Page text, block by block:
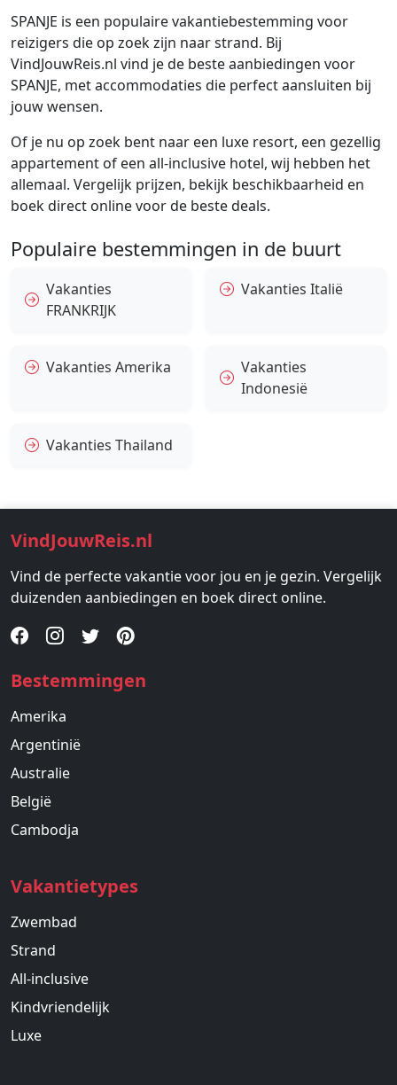
SPANJE is een populaire vakantiebestemming voor
reizigers die op zoek zijn naar strand. Bij
VindJouwReis.nl vind je de beste aanbiedingen voor
SPANJE, met accommodaties die perfect aansluiten bij
jouw wensen.
Of je nu op zoek bent naar een luxe resort, een gezellig
appartement of een all-inclusive hotel, wij hebben het
allemaal. Vergelijk prijzen, bekijk beschikbaarheid en
boek direct online voor de beste deals.
Populaire bestemmingen in de buurt
Vakanties
FRANKRIJK
Vakanties Italië
Vakanties Amerika
Vakanties
Indonesië
Vakanties Thailand
VindJouwReis.nl
Vind de perfecte vakantie voor jou en je gezin. Vergelijk
duizenden aanbiedingen en boek direct online.
Bestemmingen
Amerika
Argentinië
Australie
België
Cambodja
Vakantietypes
Zwembad
Strand
All-inclusive
Kindvriendelijk
Luxe